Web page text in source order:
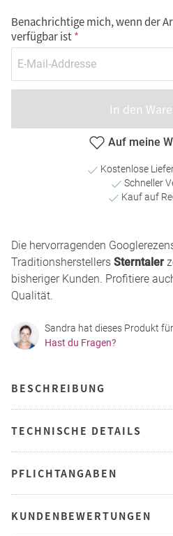
Benachrichtige mich, wenn der
verfügbar ist
In den
Auf meine
Kostenlose
Schneller
Kauf auf
Die hervorragenden
Traditionsherstellers Sterntaler
bisheriger Kunden. Profitiere
Qualität.
Sandra hat dieses Produkt
Hast du Fragen?
BESCHREIBUNG
TECHNISCHE DETAILS
PFLICHTANGABEN
KUNDENBEWERTUNGEN